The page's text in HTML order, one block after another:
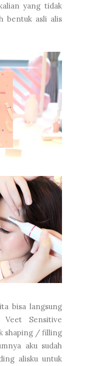
yang tidak
bentuk asli alis
bisa langsung
Sensitive
shaping / filling
aku sudah
alisku untuk